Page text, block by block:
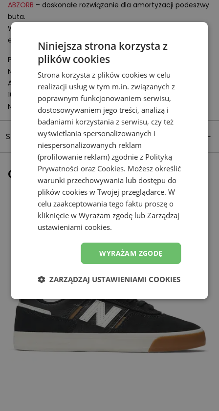
ABZORB – doskonałe rozwiązanie dla amortyzacji podeszwy
buta.
Wykonany z polimeru komponent absorbuje i rozprasza
energię powstającą przy uderzeniu buta o podłoże.
Podmiot odpowiedzialny:
New Balance Europe BV
A-Factorij, Pilotenstraat 35 – 45
1059 CH Amsterdam
Netherlands
Szczegóły produktu
Ostatnio oglądane
Niniejsza strona korzysta z
plików cookies
Strona korzysta z plików cookies w celu
realizacji usług w tym m.in. związanych z
poprawnym funkcjonowaniem serwisu,
dostosowywaniem jego treści, analizą i
badaniami korzystania z serwisu, czy też
wyświetlania spersonalizowanych i
niespersonalizowanych reklam
(profilowanie reklam) zgodnie z Polityką
Prywatności oraz Cookies. Możesz określić
warunki przechowywania lub dostępu do
plików cookies w Twojej przeglądarce. W
celu zaakceptowania tego faktu proszę o
kliknięcie w Wyrażam zgodę lub Zarządzaj
ustawieniami cookies.
WYRAŻAM ZGODĘ
ZARZĄDZAJ USTAWIENIAMI COOKIES